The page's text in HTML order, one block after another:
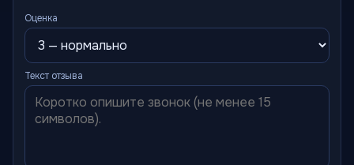
Оценка
Текст отзыва